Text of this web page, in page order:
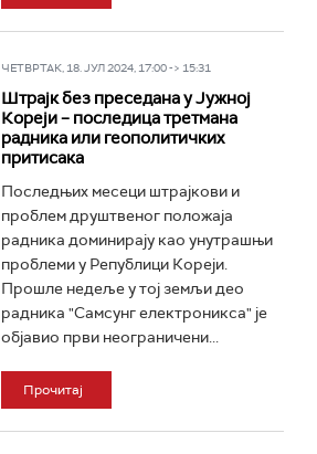
ЧЕТВРТАК, 18. ЈУЛ 2024, 17:00 -> 15:31
Штрајк без преседана у Јужној
Кореји – последица третмана
радника или геополитичких
притисака
Последњих месеци штрајкови и
проблем друштвеног положаја
радника доминирају као унутрашњи
проблеми у Републици Кореји.
Прошле недеље у тој земљи део
радника "Самсунг електроникса" је
објавио први неограничени...
Прочитај